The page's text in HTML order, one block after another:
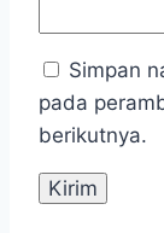
Simpan
pada
berikutnya.